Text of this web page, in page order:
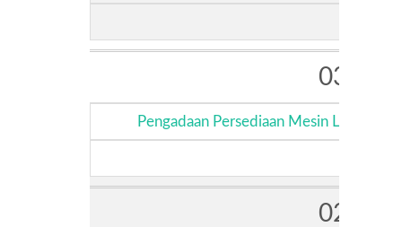
03/
Pengadaan Persediaan Mesin Las
02/